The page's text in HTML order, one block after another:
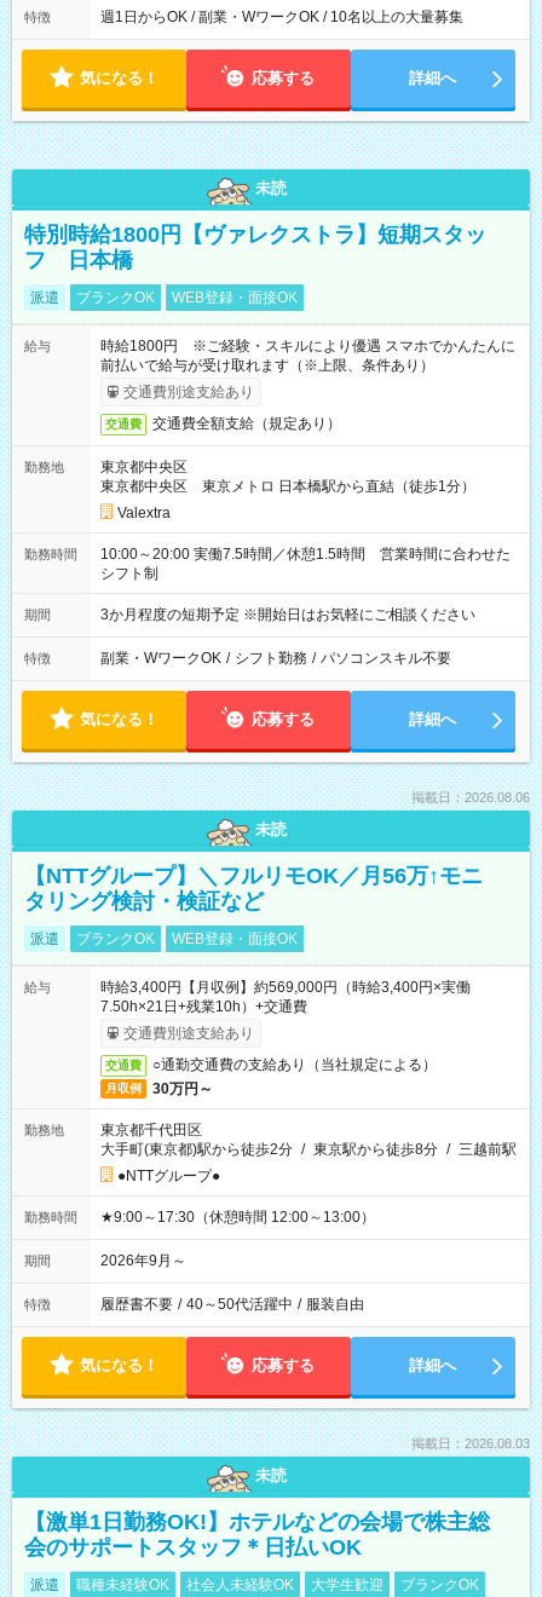
特徴 週1日からOK / 副業・WワークOK / 10名以上の大量募集
気になる！ 応募する 詳細へ
未読
特別時給1800円【ヴァレクストラ】短期スタッ
フ 日本橋
派遣 ブランクOK WEB登録・面接OK
給与
時給1800円 ※ご経験・スキルにより優遇 スマホでかんたんに
前払いで給与が受け取れます（※上限、条件あり）
交通費別途支給あり
交通費 交通費全額支給（規定あり）
勤務地
東京都中央区
東京都中央区 東京メトロ 日本橋駅から直結（徒歩1分）
Valextra
勤務時間
10:00～20:00 実働7.5時間／休憩1.5時間 営業時間に合わせた
シフト制
期間 3か月程度の短期予定 ※開始日はお気軽にご相談ください
特徴 副業・WワークOK / シフト勤務 / パソコンスキル不要
気になる！ 応募する 詳細へ
掲載日：2026.08.06
未読
【NTTグループ】＼フルリモOK／月56万↑モニ
タリング検討・検証など
派遣 ブランクOK WEB登録・面接OK
給与
時給3,400円【月収例】約569,000円（時給3,400円×実働
7.50h×21日+残業10h）+交通費
交通費別途支給あり
交通費 ○通勤交通費の支給あり（当社規定による）
月収例 30万円～
勤務地
東京都千代田区
大手町(東京都)駅から徒歩2分 / 東京駅から徒歩8分 / 三越前駅
●NTTグループ●
勤務時間 ★9:00～17:30（休憩時間 12:00～13:00）
期間 2026年9月～
特徴 履歴書不要 / 40～50代活躍中 / 服装自由
気になる！ 応募する 詳細へ
掲載日：2026.08.03
未読
【激単1日勤務OK!】ホテルなどの会場で株主総
会のサポートスタッフ＊日払いOK
派遣 職種未経験OK 社会人未経験OK 大学生歓迎 ブランクOK